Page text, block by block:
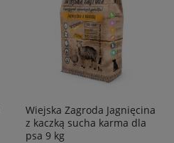
Wiejska Zagroda Jagnięcina
z kaczką sucha karma dla
psa 9 kg